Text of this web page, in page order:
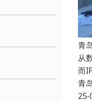
青
从
而
青
25-